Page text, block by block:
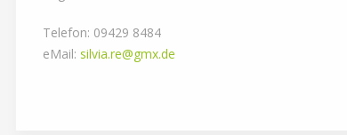
Telefon: 09429 8484
eMail: silvia.re@gmx.de